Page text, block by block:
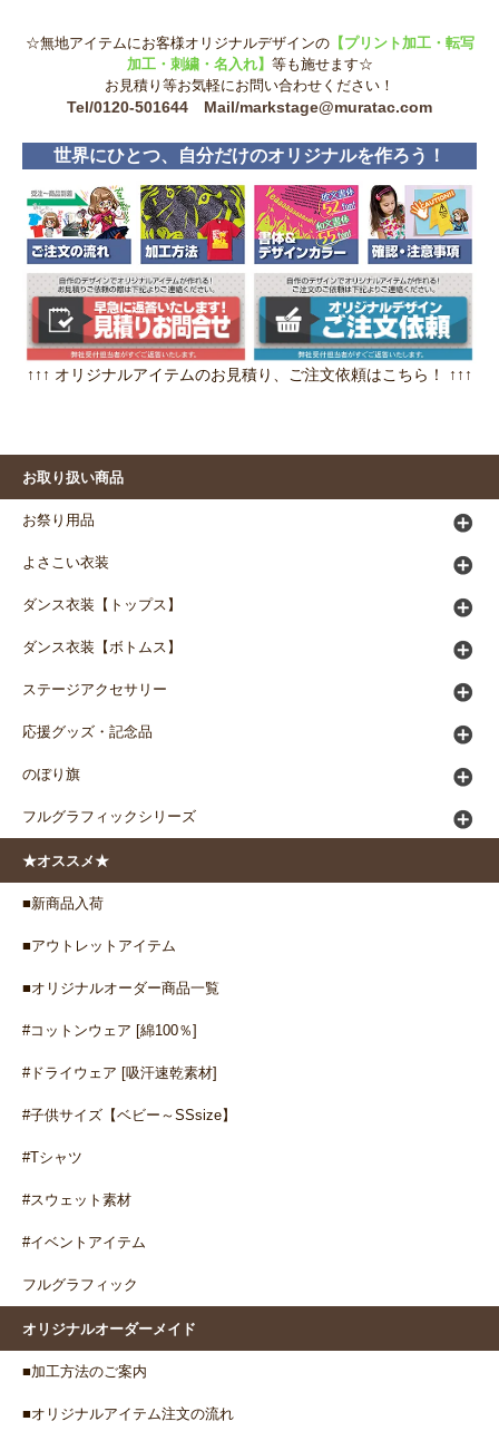
☆無地アイテムにお客様オリジナルデザインの【プリント加工・転写
加工・刺繍・名入れ】 等も施せます☆
お見積り等お気軽にお問い合わせください！
Tel/0120-501644 Mail/markstage@muratac.com
世界にひとつ、自分だけのオリジナルを作ろう！
↑↑↑ オリジナルアイテムのお見積り、ご注文依頼はこちら！ ↑↑↑
お取り扱い商品
お祭り用品
よさこい衣装
ダンス衣装【トップス】
ダンス衣装【ボトムス】
ステージアクセサリー
応援グッズ・記念品
のぼり旗
フルグラフィックシリーズ
★オススメ★
■新商品入荷
■アウトレットアイテム
■オリジナルオーダー商品一覧
#コットンウェア [綿100％]
#ドライウェア [吸汗速乾素材]
#子供サイズ【ベビー～SSsize】
#Tシャツ
#スウェット素材
#イベントアイテム
フルグラフィック
オリジナルオーダーメイド
■加工方法のご案内
■オリジナルアイテム注文の流れ